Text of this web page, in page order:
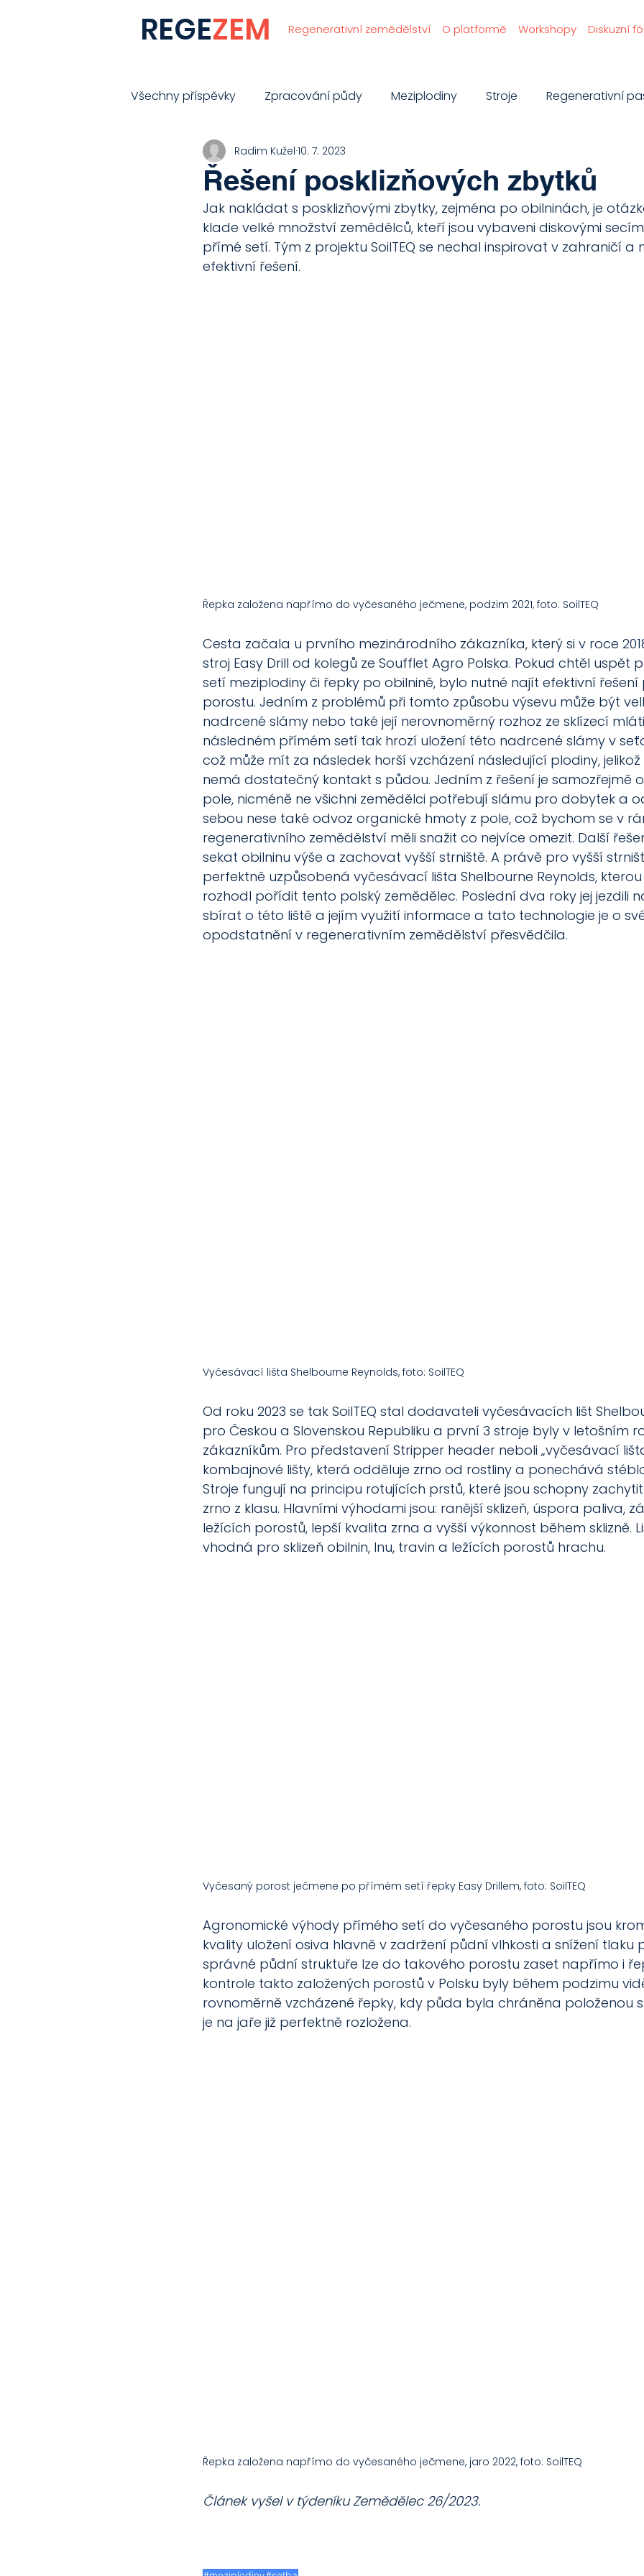
REGEZEM Regenerativní zemědělství O platformě Workshopy Diskuzní
Všechny příspěvky Zpracování půdy Meziplodiny Stroje Regenerativní
Regenerativní zemědělství Vinice
Carbon farming Setí
Řešení posklizňových zbytků
Radim Kužel 10. 7. 2023
Jak nakládat s posklizňovými zbytky, zejména po obilninách, je
klade velké množství zemědělců, kteří jsou vybaveni diskovými
přímé setí. Tým z projektu SoilTEQ se nechal inspirovat v zahraničí a
efektivní řešení.
Řepka založena napřímo do vyčesaného ječmene, podzim 2021, foto: SoilTEQ
Cesta začala u prvního mezinárodního zákazníka, který si v roce
stroj Easy Drill od kolegů ze Soufflet Agro Polska. Pokud chtěl uspět
setí meziplodiny či řepky po obilnině, bylo nutné najít efektivní
porostu. Jedním z problémů při tomto způsobu výsevu může být
nadrcené slámy nebo také její nerovnoměrný rozhoz ze sklízecí
následném přímém setí tak hrozí uložení této nadrcené slámy v
což může mít za následek horší vzcházení následující plodiny, jelikož
nemá dostatečný kontakt s půdou. Jedním z řešení je samozřejmě
pole, nicméně ne všichni zemědělci potřebují slámu pro dobytek a
sebou nese také odvoz organické hmoty z pole, což bychom se v
regenerativního zemědělství měli snažit co nejvíce omezit. Další
sekat obilninu výše a zachovat vyšší strniště. A právě pro vyšší
perfektně uzpůsobená vyčesávací lišta Shelbourne Reynolds,
rozhodl pořídit tento polský zemědělec. Poslední dva roky jej jezdili
sbírat o této liště a jejím využití informace a tato technologie je o
opodstatnění v regenerativním zemědělství přesvědčila.
Vyčesávací lišta Shelbourne Reynolds, foto: SoilTEQ
Od roku 2023 se tak SoilTEQ stal dodavateli vyčesávacích lišt
pro Českou a Slovenskou Republiku a první 3 stroje byly v letošním
zákazníkům. Pro představení Stripper header neboli „vyčesávací
kombajnové lišty, která odděluje zrno od rostliny a ponechává
Stroje fungují na principu rotujících prstů, které jsou schopny
zrno z klasu. Hlavními výhodami jsou: ranější sklizeň, úspora paliva,
ležících porostů, lepší kvalita zrna a vyšší výkonnost během sklizně.
vhodná pro sklizeň obilnin, lnu, travin a ležících porostů hrachu.
Vyčesaný porost ječmene po přímém setí řepky Easy Drillem, foto: SoilTEQ
Agronomické výhody přímého setí do vyčesaného porostu jsou
kvality uložení osiva hlavně v zadržení půdní vlhkosti a snížení tlaku
správné půdní struktuře lze do takového porostu zaset napřímo i
kontrole takto založených porostů v Polsku byly během podzimu
rovnoměrně vzcházené řepky, kdy půda byla chráněna položenou
je na jaře již perfektně rozložena.
Řepka založena napřímo do vyčesaného ječmene, jaro 2022, foto: SoilTEQ
Článek vyšel v týdeníku Zemědělec 26/2023.